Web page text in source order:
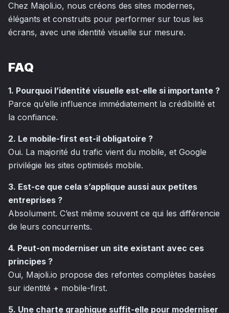
Chez Majoli.io, nous créons des sites modernes,
élégants et construits pour performer sur tous les
écrans, avec une identité visuelle sur mesure.
FAQ
1. Pourquoi l’identité visuelle est-elle si importante ?
Parce qu’elle influence immédiatement la crédibilité et
la confiance.
2. Le mobile-first est-il obligatoire ?
Oui. La majorité du trafic vient du mobile, et Google
privilégie les sites optimisés mobile.
3. Est-ce que cela s’applique aussi aux petites
entreprises ?
Absolument. C’est même souvent ce qui les différencie
de leurs concurrents.
4. Peut-on moderniser un site existant avec ces
principes ?
Oui, Majoli.io propose des refontes complètes basées
sur identité + mobile-first.
5. Une charte graphique suffit-elle pour moderniser